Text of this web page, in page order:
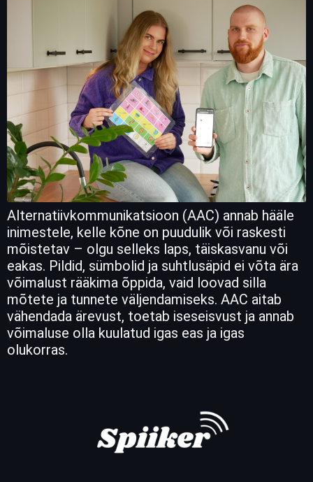
Alternatiivkommunikatsioon (AAC) annab hääle
inimestele, kelle kõne on puudulik või raskesti
mõistetav – olgu selleks laps, täiskasvanu või
eakas. Pildid, sümbolid ja suhtlusäpid ei võta ära
võimalust rääkima õppida, vaid loovad silla
mõtete ja tunnete väljendamiseks. AAC aitab
vähendada ärevust, toetab iseseisvust ja annab
võimaluse olla kuulatud igas eas ja igas
olukorras.